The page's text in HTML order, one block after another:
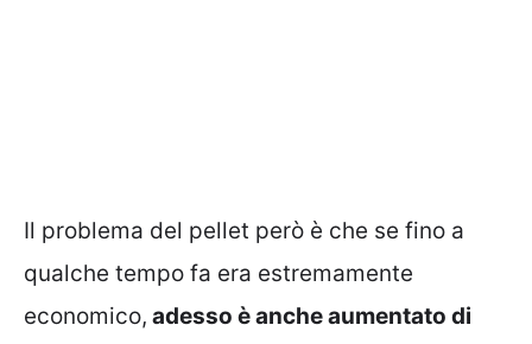
Il problema del pellet però è che se fino a
qualche tempo fa era estremamente
economico, adesso è anche aumentato di